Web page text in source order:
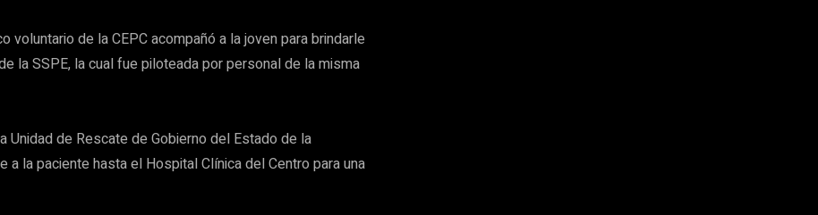
de la CEPC acompañó a la joven para brindarle
la SSPE, la cual fue piloteada por personal de la misma
Unidad de Rescate de Gobierno del Estado de la
la paciente hasta el Hospital Clínica del Centro para una